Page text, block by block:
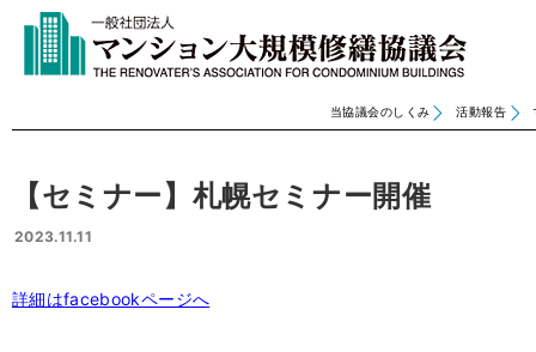
当協議会のしくみ 活動報告
【セミナー】札幌セミナー開催
2023.11.11
詳細はfacebookページへ